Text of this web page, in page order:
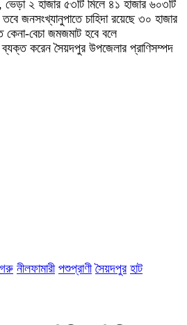
২ হাজার ৫৩টি মিলে ৪১ হাজার ৬০৩টি
জনসংখ্যানুপাতে চাহিদা রয়েছে ৩০ হাজার
বেচা জমজমাট হবে বলে
ব্যক্ত করেন সৈয়দপুর উপজেলার প্রাণিসম্পদ
গরু নীলফামারী পশুপ্রাণী সৈয়দপুর হাট